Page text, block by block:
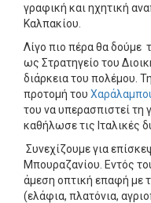
γραφική και ηχητική
Καλπακίου.
Λίγο πιο πέρα θα δούμε
ως Στρατηγείο του
διάρκεια του πολέμου.
προτομή του
του να υπερασπιστεί τη
καθήλωσε τις Ιταλικές
Συνεχίζουμε για
Μπουραζανίου. Εντός
άμεση οπτική επαφή με
(ελάφια, πλατόνια,